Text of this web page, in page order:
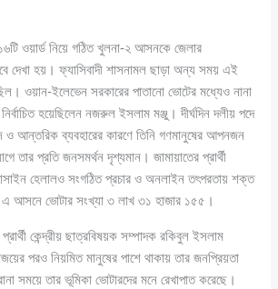
ওয়ার্ড নিয়ে গঠিত খুলনা-২ আসনকে জেলার
দেখা হয়। ফ্যাসিবাদী শাসনামল ছাড়া অন্য সময় এই
ওয়ান-ইলেভেন সরকারের পাতানো ভোটের মধ্যেও নানা
হয়েছিলেন নজরুল ইসলাম মঞ্জু। দীর্ঘদিন দলীয় পদে
ও আন্তরিক ব্যবহারের কারণে তিনি গণমানুষের আপনজন
তার প্রতি জনসমর্থন দৃশ্যমান। জামায়াতের প্রার্থী
হেলালও সংগঠিত প্রচার ও অনলাইন তৎপরতায় শক্ত
আসনে ভোটার সংখ্যা ৩ লাখ ৩১ হাজার ১৫৫।
কেন্দ্রীয় ছাত্রবিষয়ক সম্পাদক রকিবুল ইসলাম
পরও নিয়মিত মানুষের পাশে থাকায় তার জনপ্রিয়তা
সময়ে তার ভূমিকা ভোটারদের মনে রেখাপাত করেছে।